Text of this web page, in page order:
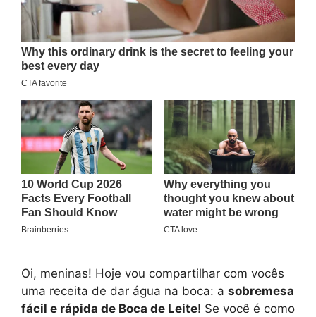
Oi, meninas! Hoje vou compartilhar com vocês
uma receita de dar água na boca: a sobremesa
fácil e rápida de Boca de Leite! Se você é como